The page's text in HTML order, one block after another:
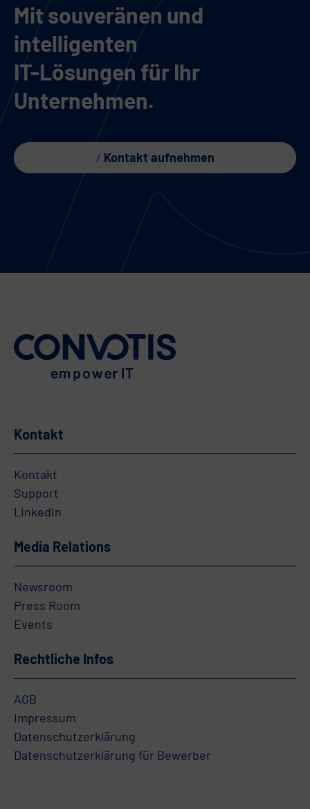
Mit souveränen und
intelligenten
IT-Lösungen für Ihr
Unternehmen.
Kontakt aufnehmen
Kontakt
Kontakt
Support
LinkedIn
Media Relations
Newsroom
Press Room
Events
Rechtliche Infos
AGB
Impressum
Datenschutzerklärung
Datenschutzerklärung für Bewerber